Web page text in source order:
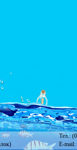
Тел.:
E-mail: